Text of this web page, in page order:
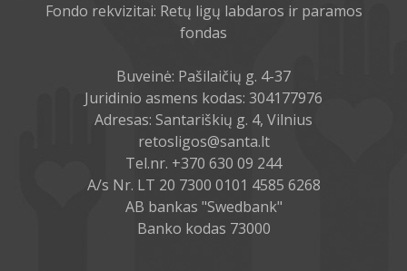
Fondo rekvizitai: Retų ligų labdaros ir paramos
fondas
Buveinė: Pašilaičių g. 4-37
Juridinio asmens kodas: 304177976
Adresas: Santariškių g. 4, Vilnius
retosligos@santa.lt
Tel.nr. +370 630 09 244
A/s Nr. LT 20 7300 0101 4585 6268
AB bankas "Swedbank"
Banko kodas 73000